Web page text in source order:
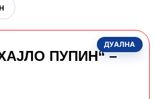
ДУАЛНА
ПУПИН“ –